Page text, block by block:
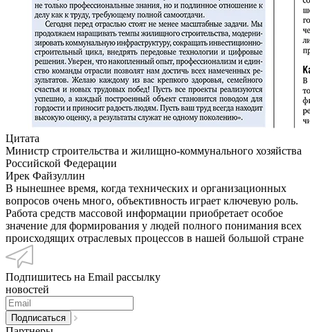
Цитата
Министр строительства и жилищно-коммунального хозяйства
Российской Федерации
Ирек Файзуллин
В нынешнее время, когда технических и организационных
вопросов очень много, объективность играет ключевую роль.
Работа средств массовой информации приобретает особое
значение для формирования у людей полного понимания всех
происходящих отраслевых процессов в нашей большой стране
Подпишитесь на Email рассылку
новостей